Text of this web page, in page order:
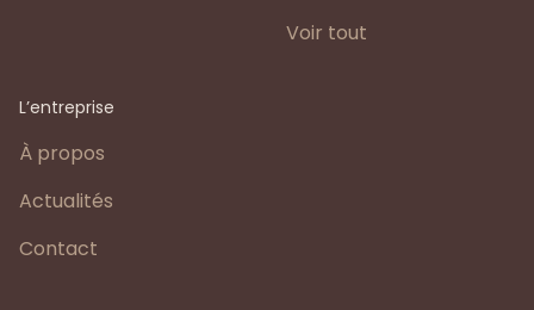
Voir tout
L’entreprise
À propos
Actualités
Contact